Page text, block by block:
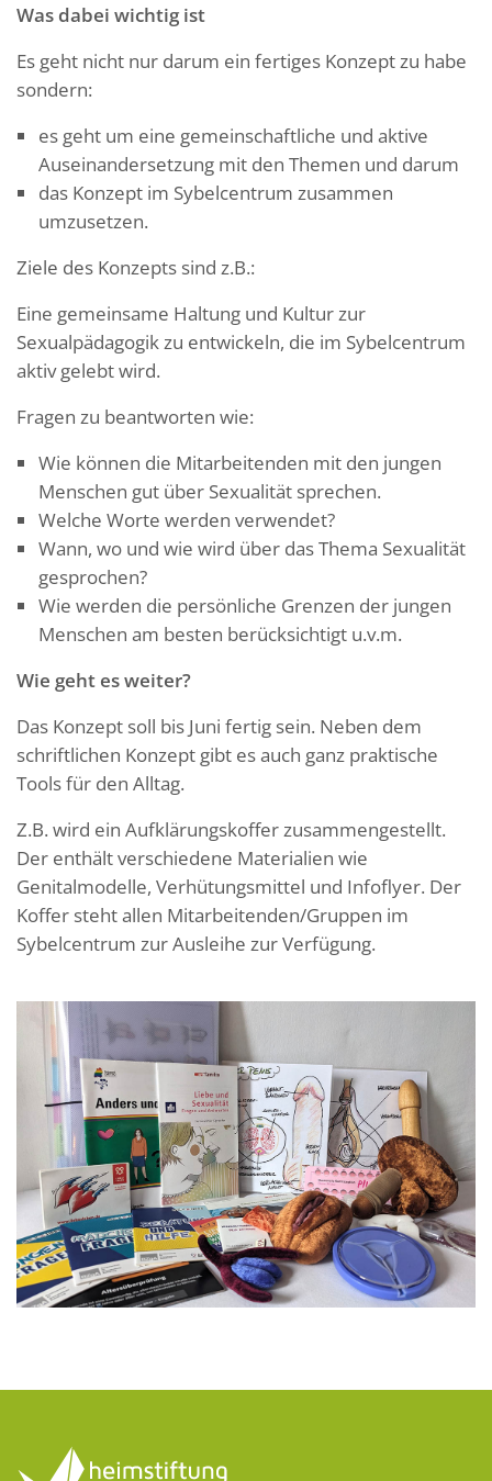
Was dabei wichtig ist
Es geht nicht nur darum ein fertiges Konzept zu habe
sondern:
es geht um eine gemeinschaftliche und aktive
Auseinandersetzung mit den Themen und darum
das Konzept im Sybelcentrum zusammen
umzusetzen.
Ziele des Konzepts sind z.B.:
Eine gemeinsame Haltung und Kultur zur
Sexualpädagogik zu entwickeln, die im Sybelcentrum
aktiv gelebt wird.
Fragen zu beantworten wie:
Wie können die Mitarbeitenden mit den jungen
Menschen gut über Sexualität sprechen.
Welche Worte werden verwendet?
Wann, wo und wie wird über das Thema Sexualität
gesprochen?
Wie werden die persönliche Grenzen der jungen
Menschen am besten berücksichtigt u.v.m.
Wie geht es weiter?
Das Konzept soll bis Juni fertig sein. Neben dem
schriftlichen Konzept gibt es auch ganz praktische
Tools für den Alltag.
Z.B. wird ein Aufklärungskoffer zusammengestellt.
Der enthält verschiedene Materialien wie
Genitalmodelle, Verhütungsmittel und Infoflyer. Der
Koffer steht allen Mitarbeitenden/Gruppen im
Sybelcentrum zur Ausleihe zur Verfügung.